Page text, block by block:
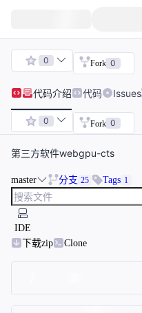
0 Fork 0
代码介绍 代码 Issues
0 Fork 0
第三方软件webgpu-cts
master 分支 25 Tags 1
IDE
下载zip
Clone